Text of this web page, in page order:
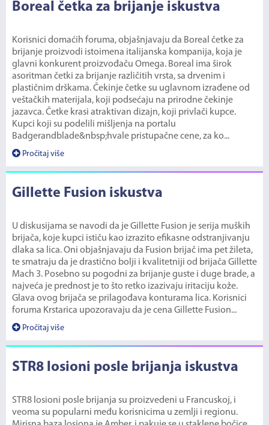
Boreal četka za brijanje iskustva
Korisnici domaćih foruma, objašnjavaju da Boreal četke za
brijanje proizvodi istoimena italijanska kompanija, koja je
glavni konkurent proizvođaču Omega. Boreal ima širok
asoritman četki za brijanje različitih vrsta, sa drvenim i
plastičnim drškama. Čekinje četke su uglavnom izrađene od
veštačkih materijala, koji podsećaju na prirodne čekinje
jazavca. Četke krasi atraktivan dizajn, koji privlači kupce.
Kupci koji su podelili mišljenja na portalu
Badgerandblade&nbsp;hvale pristupačne cene, za ko...
Pročitaj više
Gillette Fusion iskustva
U diskusijama se navodi da je Gillette Fusion je serija muških
brijača, koje kupci ističu kao izrazito efikasne odstranjivanju
dlaka sa lica. Oni objašnjavaju da Fusion brijač ima pet žileta,
te smatraju da je drastično bolji i kvalitetniji od brijača Gillette
Mach 3. Posebno su pogodni za brijanje guste i duge brade, a
najveća je prednost je to što retko izazivaju iritaciju kože.
Glava ovog brijača se prilagođava konturama lica. Korisnici
foruma Krstarica upozoravaju da je cena Gillette Fusion...
Pročitaj više
STR8 losioni posle brijanja iskustva
STR8 losioni posle brijanja su proizvedeni u Francuskoj, i
veoma su popularni među korisnicima u zemlji i regionu.